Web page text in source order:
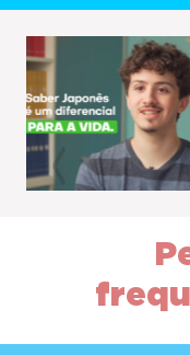
Previous